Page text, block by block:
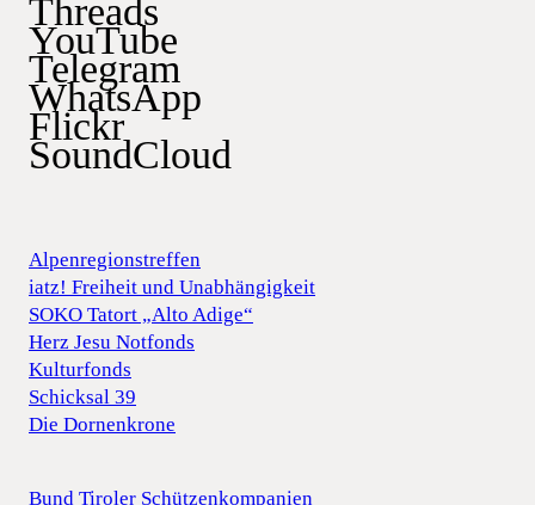
Threads
YouTube
Telegram
WhatsApp
Flickr
SoundCloud
Alpenregionstreffen
iatz! Freiheit und Unabhängigkeit
SOKO Tatort „Alto Adige“
Herz Jesu Notfonds
Kulturfonds
Schicksal 39
Die Dornenkrone
Bund Tiroler Schützenkompanien